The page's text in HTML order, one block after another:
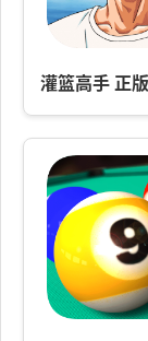
灌篮高手 正